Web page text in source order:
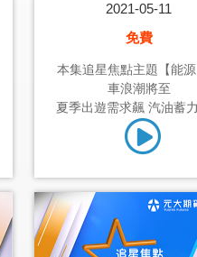
2021-05-11
免費
本集追星焦點主題【能
車浪潮將至
夏季出遊需求飆 汽油蓄